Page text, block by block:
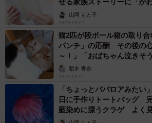
せる家族ストーリーに「か
山岡 もと子
2026.08.07
猫2匹が段ボール箱の取り
パンチ」の応酬 その後の
～！」「おばちゃん泣きそ
梨木 香奈
2026.08.07
「ちょっとババロアみたい
日に手作りトートバッグ
藍染めに漂うクラゲ よく
ごい」